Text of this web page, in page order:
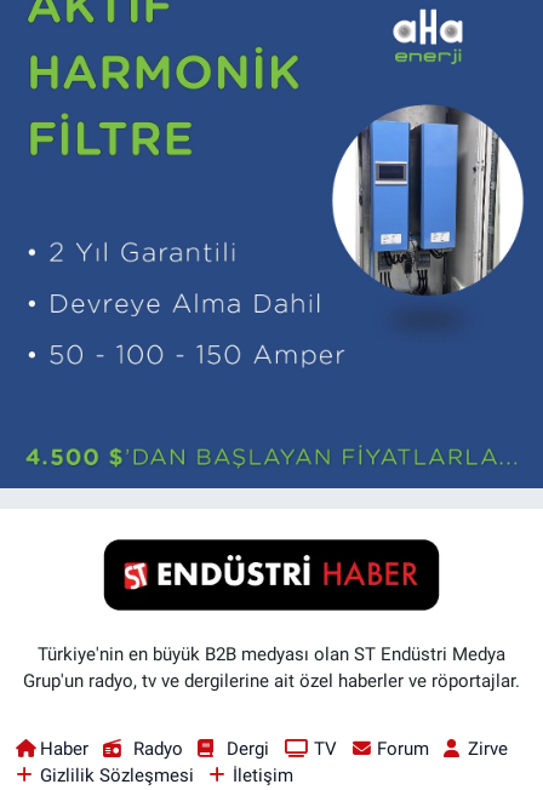
Türkiye'nin en büyük B2B medyası olan ST Endüstri Medya
Grup'un radyo, tv ve dergilerine ait özel haberler ve röportajlar.
Haber Radyo Dergi TV Forum
Zirve
Gizlilik Sözleşmesi
İletişim